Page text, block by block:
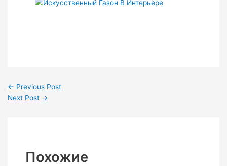
← Previous Post
Next Post →
Похожие